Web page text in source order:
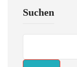
Suchen